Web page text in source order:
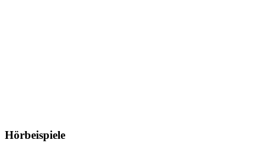
Hörbeispiele